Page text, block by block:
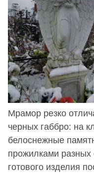
Мрамор резко
черных габбро: на
белоснежные
прожилками разных
готового изделия